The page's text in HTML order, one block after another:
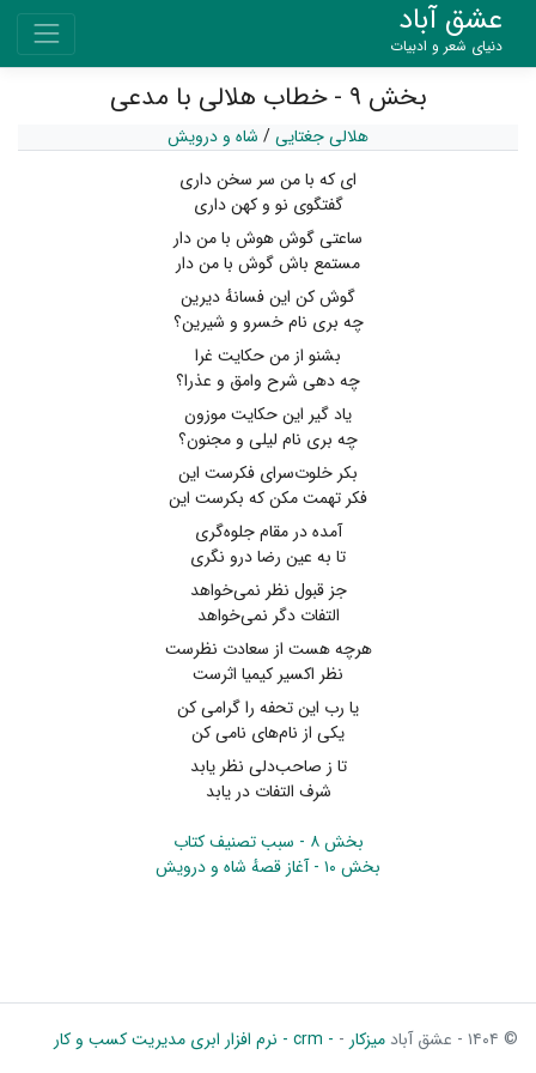
عشق آباد
دنیای شعر و ادبیات
بخش ۹ - خطاب هلالی با مدعی
هلالی جغتایی/ شاه و درویش
ای که با من سر سخن داری
گفتگوی نو و کهن داری
ساعتی گوش هوش با من دار
مستمع باش گوش با من دار
گوش کن این فسانهٔ دیرین
چه بری نام خسرو و شیرین؟
بشنو از من حکایت غرا
چه دهی شرح وامق و عذرا؟
یاد گیر این حکایت موزون
چه بری نام لیلی و مجنون؟
بکر خلوت‌سرای فکرست این
فکر تهمت مکن که بکرست این
آمده در مقام جلوه‌گری
تا به عین رضا درو نگری
جز قبول نظر نمی‌خواهد
التفات دگر نمی‌خواهد
هرچه هست از سعادت نظرست
نظر اکسیر کیمیا اثرست
یا رب این تحفه را گرامی کن
یکی از نام‌های نامی کن
تا ز صاحب‌دلی نظر یابد
شرف التفات در یابد
بخش ۸ - سبب تصنیف کتاب
بخش ۱۰ - آغاز قصهٔ شاه و درویش
© ۱۴۰۴ - عشق آباد میزکار - - crm - نرم افزار ابری مدیریت کسب و کار